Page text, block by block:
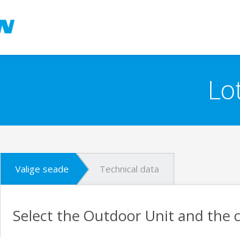
Valige seade Technical data
Select the Outdoor Unit and the